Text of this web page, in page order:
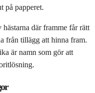
på papperet.
där framme får rätt
från tillägg att hinna fram.
är namn som gör att